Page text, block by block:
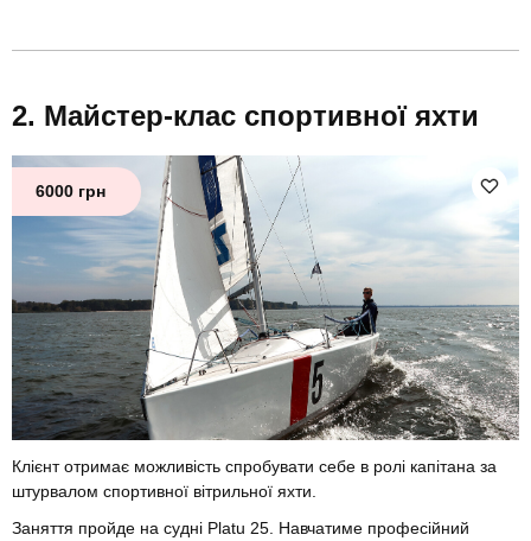
Майстер-клас спортивної яхти
6000 грн
Клієнт отримає можливість спробувати себе в ролі капітана за
штурвалом спортивної вітрильної яхти.
Заняття пройде на судні Platu 25. Навчатиме професійний